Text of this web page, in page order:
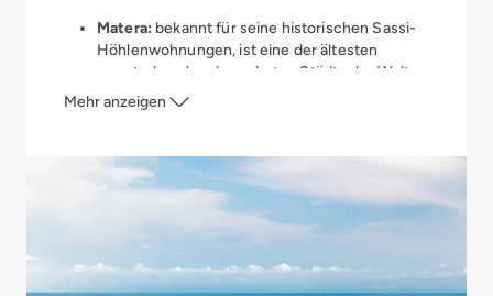
Matera: bekannt für seine historischen Sassi-
Höhlenwohnungen, ist eine der ältesten
ununterbrochen bewohnten Städte der Welt
und gehört zum UNESCO-Weltkulturerbe.
und die Steinbrücke bekannt ist, die es mit dem
Rest der Welt verbindet.
gilt als das „Saint Tropez“ Süditaliens.
vorbei an pastellfarbenen Häusern, kleinen
Cafés, Boutiquen und Marktständen. Auf den
Mehr anzeigen